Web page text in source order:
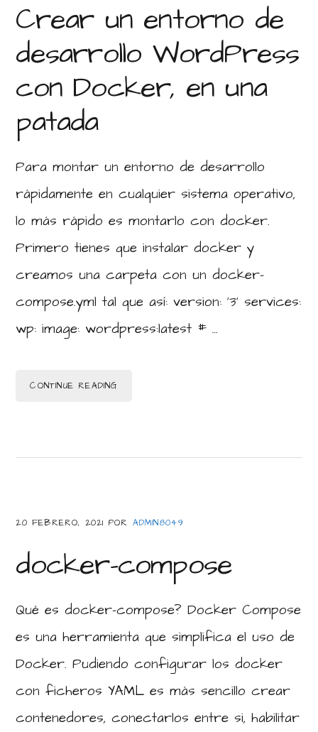
Crear un entorno de
desarrollo WordPress
con Docker, en una
patada
Para montar un entorno de desarrollo
rápidamente en cualquier sistema operativo,
lo más rápido es montarlo con docker.
Primero tienes que instalar docker y
creamos una carpeta con un docker-
compose.yml tal que así: version: '3' services:
wp: image: wordpress:latest # …
CONTINUE READING
20 FEBRERO, 2021 POR ADMIN8049
docker-compose
Qué es docker-compose? Docker Compose
es una herramienta que simplifica el uso de
Docker. Pudiendo configurar los docker
con ficheros YAML es más sencillo crear
contenedores, conectarlos entre si, habilitar